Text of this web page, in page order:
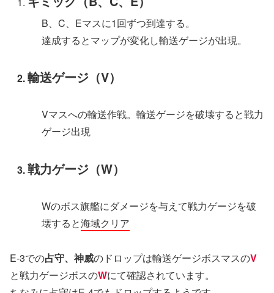
B、C、Eマスに1回ずつ到達する。
達成するとマップが変化し輸送ゲージが出現。
輸送ゲージ（V）
Vマスへの輸送作戦。輸送ゲージを破壊すると戦力
ゲージ出現
戦力ゲージ（W）
Wのボス旗艦にダメージを与えて戦力ゲージを破
壊すると海域クリア
E-3での占守、神威のドロップは輸送ゲージボスマスのV
と戦力ゲージボスのWにて確認されています。